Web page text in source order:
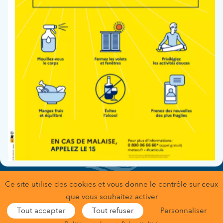
L’équipe des salles de naissances et urgences
obstétricales vous accompagne dans votre prise en
charge.
Site de Neuilly-sur-Seine
Gestion des données personnelles
Conditions générales d’utilisationMentions légales
Ce site utilise des cookies et vous donne le contrôle sur ceux
que vous souhaitez activer
Tout accepter
Tout refuser
Personnaliser